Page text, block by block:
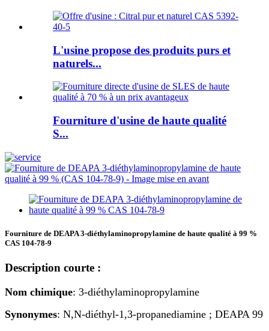
L'usine propose des produits purs et
naturels...
Fourniture d'usine de haute qualité
S...
Fourniture de DEAPA 3-diéthylaminopropylamine de haute qualité à 99 %
CAS 104-78-9
Description courte :
Nom chimique: 3-diéthylaminopropylamine
Synonymes: N,N-diéthyl-1,3-propanediamine ; DEAPA 99